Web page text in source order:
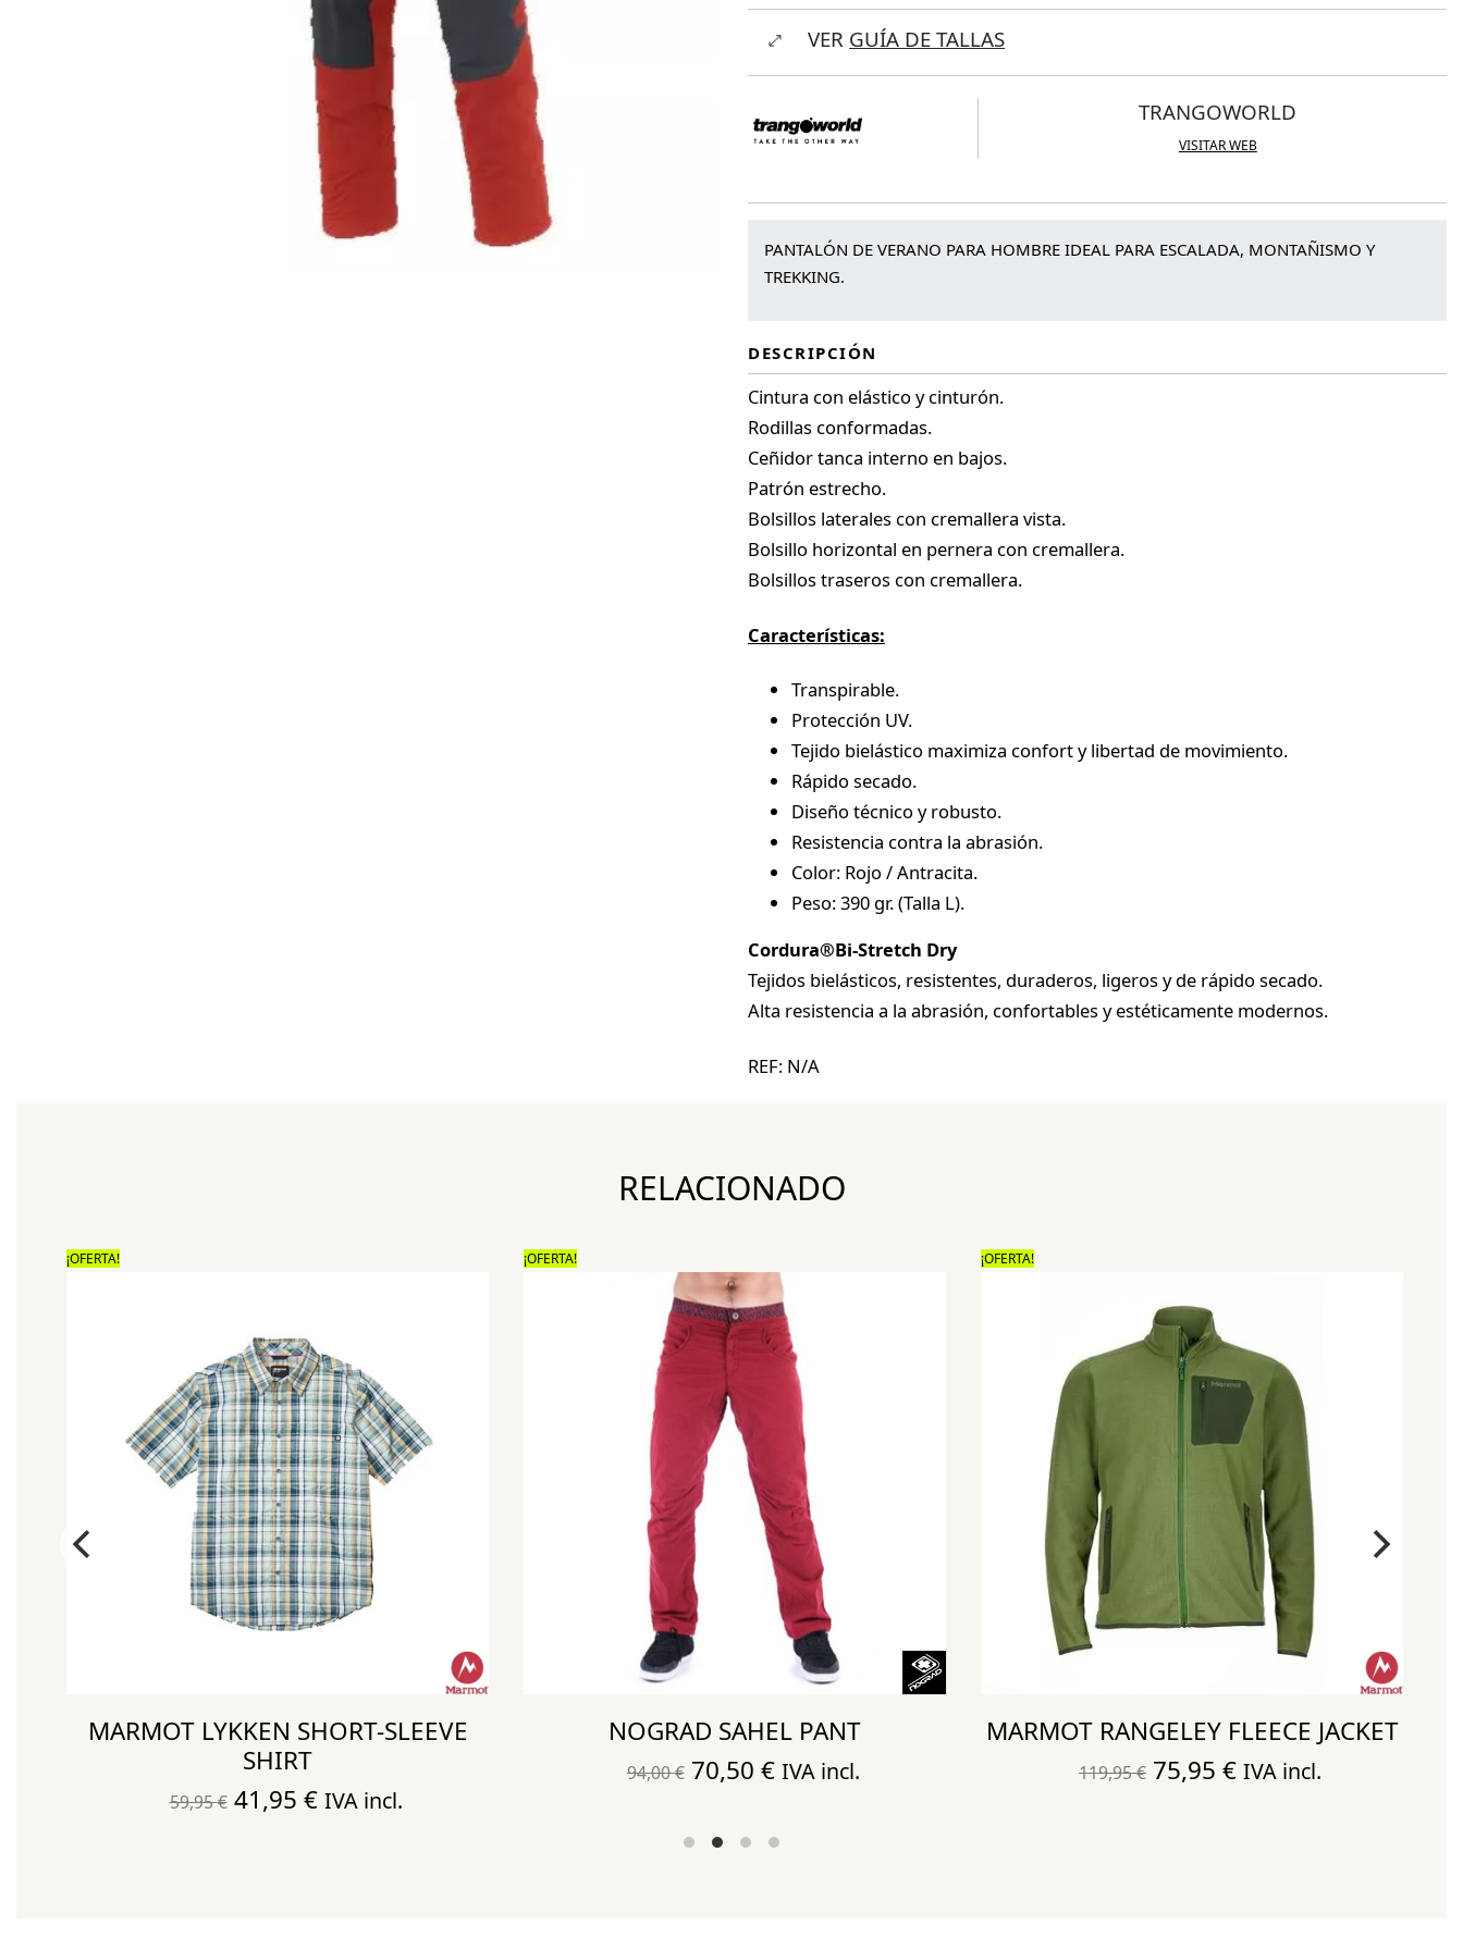
Hoan
cantidadVER GUÍA DE TALLAS
TRANGOWORLD
VISITAR WEB
PANTALÓN DE VERANO PARA HOMBRE IDEAL PARA ESCALADA, MONTAÑISMO Y
TREKKING.
DESCRIPCIÓN
Cintura con elástico y cinturón.
Rodillas conformadas.
Ceñidor tanca interno en bajos.
Patrón estrecho.
Bolsillos laterales con cremallera vista.
Bolsillo horizontal en pernera con cremallera.
Bolsillos traseros con cremallera.
Características:
Transpirable.
Protección UV.
Tejido bielástico maximiza confort y libertad de movimiento.
Rápido secado.
Diseño técnico y robusto.
Resistencia contra la abrasión.
Color: Rojo / Antracita.
Peso: 390 gr. (Talla L).
Cordura®Bi-Stretch Dry
Tejidos bielásticos, resistentes, duraderos, ligeros y de rápido secado.
Alta resistencia a la abrasión, confortables y estéticamente modernos.
REF: N/A
RELACIONADO
¡OFERTA!
MARMOT LYKKEN SHORT-SLEEVE
SHIRT
59,95€ El
41,95 €El
IVA incl.
¡OFERTA!
NOGRAD SAHEL PANT
94,00€ El
original
70,50 €El
actual
IVA incl.
¡OFERTA!
MARMOT RANGELEY FLEECE JACKET
119,95€ El
75,95€El
IVA incl.